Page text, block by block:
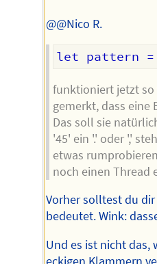
@@Nico R.
funktioniert jetzt so
gemerkt, dass eine
Das soll sie
'45' ein '.' oder ','
etwas
noch einen Thread
Vorher solltest du
bedeutet. Wink:
Und es ist nicht das,